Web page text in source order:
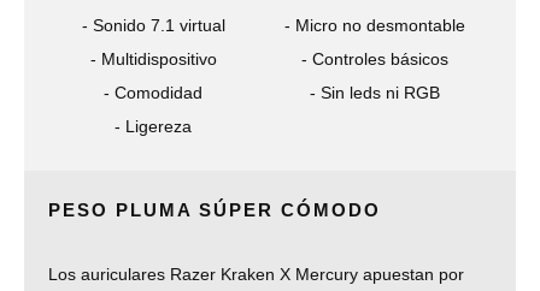
PESO PLUMA SÚPER CÓMODO
Los auriculares Razer Kraken X Mercury apuestan por
Sonido 7.1 virtual
Multidispositivo
Comodidad
Ligereza
Micro no desmontable
Controles básicos
Sin leds ni RGB